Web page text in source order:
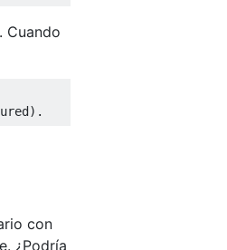
Cuando
con
¿Podría